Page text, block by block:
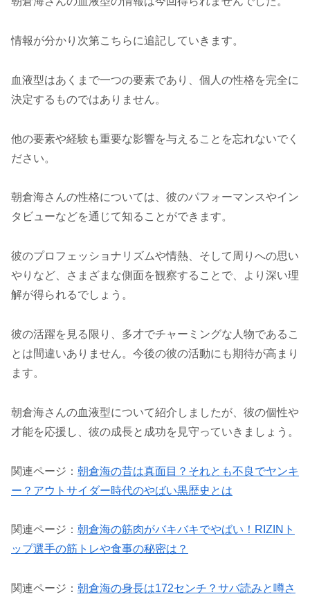
情報が分かり次第こちらに追記していきます。
血液型はあくまで一つの要素であり、個人の性格を完全に
決定するものではありません。
他の要素や経験も重要な影響を与えることを忘れないでく
ださい。
朝倉海さんの性格については、彼のパフォーマンスやイン
タビューなどを通じて知ることができます。
彼のプロフェッショナリズムや情熱、そして周りへの思い
やりなど、さまざまな側面を観察することで、より深い理
解が得られるでしょう。
彼の活躍を見る限り、多才でチャーミングな人物であるこ
とは間違いありません。今後の彼の活動にも期待が高まり
ます。
朝倉海さんの血液型について紹介しましたが、彼の個性や
才能を応援し、彼の成長と成功を見守っていきましょう。
関連ページ： 朝倉海の昔は真面目？それとも不良でヤンキ
ー？アウトサイダー時代のやばい黒歴史とは
関連ページ： 朝倉海の筋肉がバキバキでやばい！RIZINト
ップ選手の筋トレや食事の秘密は？
関連ページ： 朝倉海の身長は172センチ？サバ読みと噂さ